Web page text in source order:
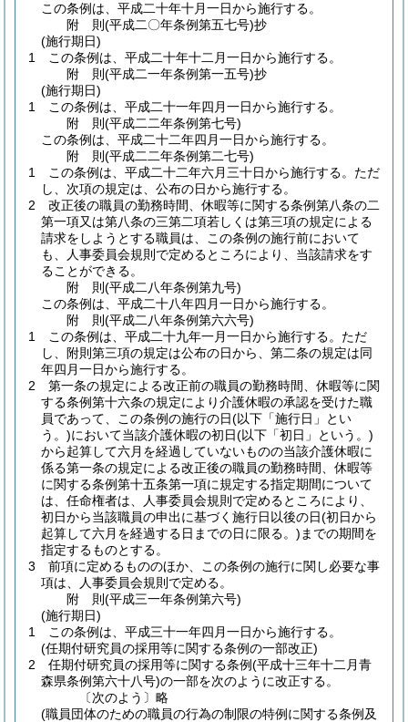
この条例は、平成二十年十月一日から施行する。
附 則(平成二〇年条例第五七号)抄
(施行期日)
1
この条例は、平成二十年十二月一日から施行する。
附 則(平成二一年条例第一五号)抄
(施行期日)
1
この条例は、平成二十一年四月一日から施行する。
附 則(平成二二年条例第七号)
この条例は、平成二十二年四月一日から施行する。
附 則(平成二二年条例第二七号)
1
この条例は、平成二十二年六月三十日から施行する。 ただ
し、次項の規定は、公布の日から施行する。
2
改正後の職員の勤務時間、休暇等に関する条例第八条の二
第一項又は第八条の三第二項若しくは第三項の規定による
請求をしようとする職員は、この条例の施行前において
も、人事委員会規則で定めるところにより、当該請求をす
ることができる。
附 則(平成二八年条例第九号)
この条例は、平成二十八年四月一日から施行する。
附 則(平成二八年条例第六六号)
1
この条例は、平成二十九年一月一日から施行する。 ただ
し、附則第三項の規定は公布の日から、第二条の規定は同
年四月一日から施行する。
2
第一条の規定による改正前の職員の勤務時間、休暇等に関
する条例第十六条の規定により介護休暇の承認を受けた職
員であって、この条例の施行の日(以下「施行日」とい
う。)において当該介護休暇の初日(以下「初日」という。)
から起算して六月を経過していないものの当該介護休暇に
係る第一条の規定による改正後の職員の勤務時間、休暇等
に関する条例第十五条第一項に規定する指定期間について
は、任命権者は、人事委員会規則で定めるところにより、
初日から当該職員の申出に基づく施行日以後の日(初日から
起算して六月を経過する日までの日に限る。) までの期間を
指定するものとする。
3
前項に定めるもののほか、この条例の施行に関し必要な事
項は、人事委員会規則で定める。
附 則(平成三一年条例第六号)
(施行期日)
1
この条例は、平成三十一年四月一日から施行する。
(任期付研究員の採用等に関する条例の一部改正)
2
任期付研究員の採用等に関する条例(平成十三年十二月青
森県条例第六十八号)の一部を次のように改正する。
〔次のよう〕略
(職員団体のための職員の行為の制限の特例に関する条例及